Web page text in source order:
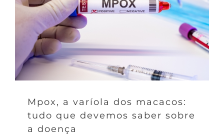
Mpox, a varíola dos macacos:
tudo que devemos saber sobre
a doença